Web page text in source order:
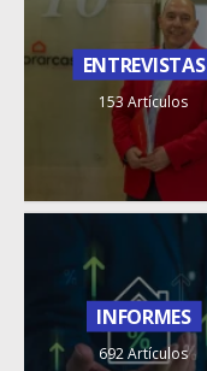
ENTREVISTAS
153 Artículos
INFORMES
692 Artículos